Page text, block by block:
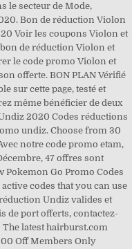
le secteur de Mode,
Bon de réduction Violon
Voir les coupons Violon et
de réduction Violon et
le code promo Violon et
offerte. BON PLAN Vérifié
sur cette page, testé et
même bénéficier de deux
2020 Codes réductions
undiz. Choose from 30
notre code promo etam,
47 offres sont
Pokemon Go Promo Codes
codes that you can use
Undiz valides et
de port offerts, contactez-
latest hairburst.com
Off Members Only